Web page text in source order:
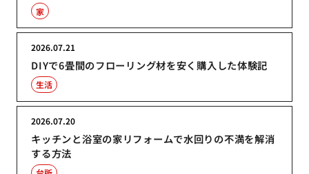
家
DIYで6畳間のフローリング材を安く購入した体験記
2026.07.21
生活
キッチンと浴室の家リフォームで水回りの不満を解消
する方法
2026.07.20